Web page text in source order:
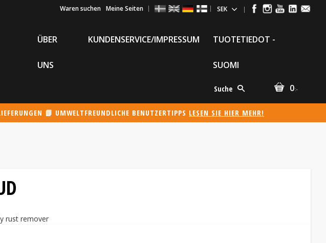
Waren suchen Meine Seiten
ÜBER
UNS
KUNDENSERVICE/IMPRESSUM TUOTETIEDOT -
SUOMI
Suche 0:-
📗 UMWELTFREUNDLICHE BENUTZERTIPPS LESEN SIE HIER MEHR!
rust remover